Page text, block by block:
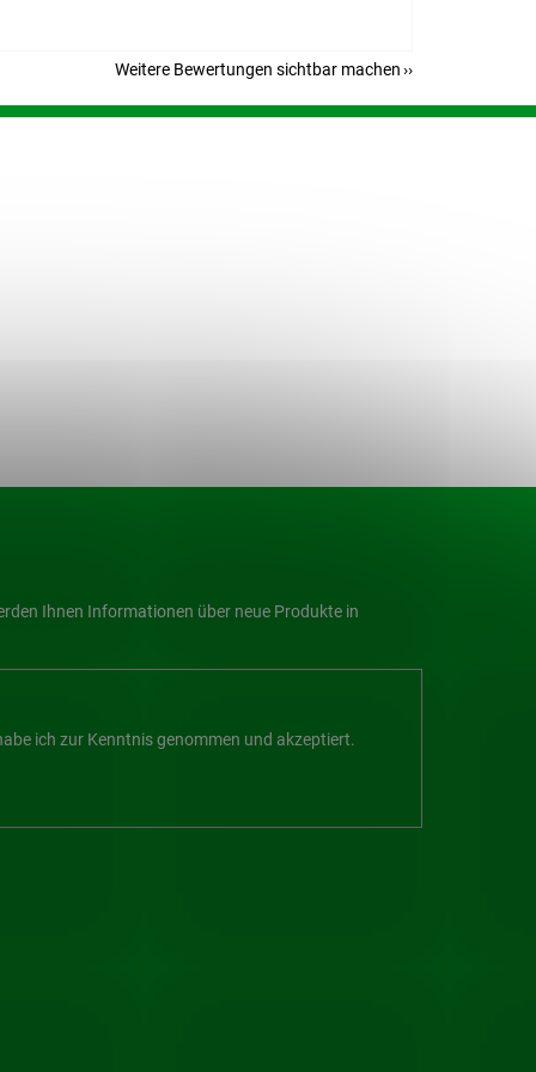
Weitere Bewertungen sichtbar machen
Ihnen Informationen über neue Produkte in
ich zur Kenntnis genommen und akzeptiert.